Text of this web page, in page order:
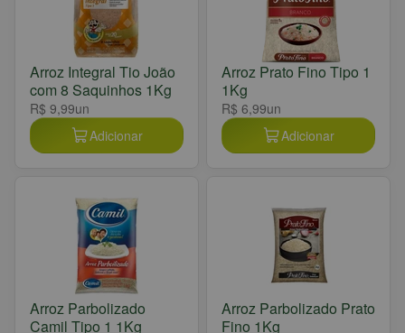
Arroz Integral Tio João
com 8 Saquinhos 1Kg
R$ 9,99un
Adicionar
Arroz Prato Fino Tipo 1
1Kg
R$ 6,99un
Adicionar
Arroz Parbolizado
Camil Tipo 1 1Kg
Arroz Parbolizado Prato
Fino 1Kg